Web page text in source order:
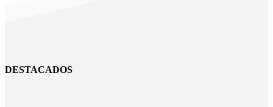
DESTACADOS